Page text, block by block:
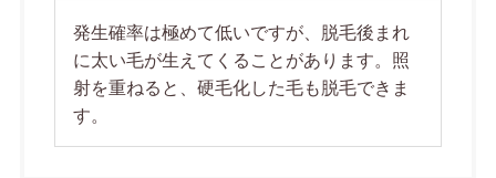
発生確率は極めて低いですが、脱毛後まれ
に太い毛が生えてくることがあります。照
射を重ねると、硬毛化した毛も脱毛できま
す。